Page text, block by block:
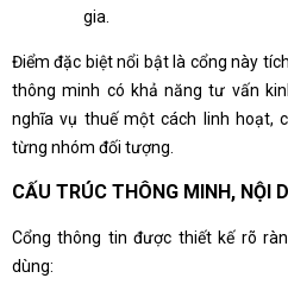
gia.
Điểm đặc biệt nổi bật là cổng này
thông minh có khả năng tư vấn
nghĩa vụ thuế một cách linh hoạt,
từng nhóm đối tượng.
CẤU TRÚC THÔNG MINH, NỘI
Cổng thông tin được thiết kế rõ
dùng: